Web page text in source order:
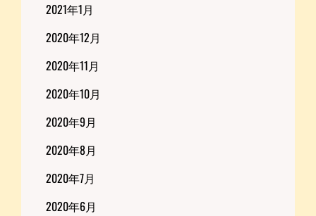
2021年1月
2020年12月
2020年11月
2020年10月
2020年9月
2020年8月
2020年7月
2020年6月